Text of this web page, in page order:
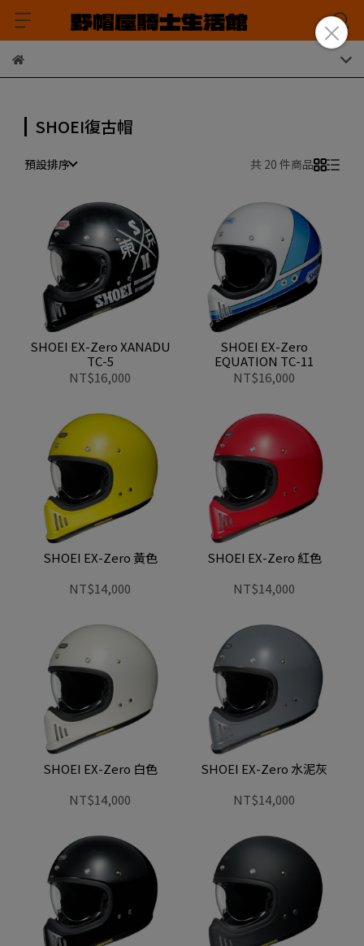
SHOEI復古帽
預設排序 共 20 件商品
SHOEI EX-Zero XANADU
TC-5
NT$16,000
SHOEI EX-Zero
EQUATION TC-11
NT$16,000
SHOEI EX-Zero 黃色
NT$14,000
SHOEI EX-Zero 紅色
NT$14,000
SHOEI EX-Zero 白色
NT$14,000
SHOEI EX-Zero 水泥灰
NT$14,000